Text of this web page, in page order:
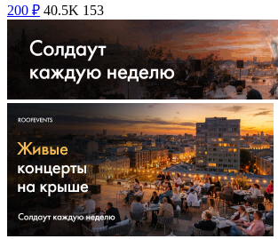
200 ₽ 40.5K 153